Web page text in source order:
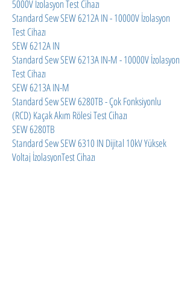
5000V İzolasyon Test Cihazı
Standard Sew SEW 6212A IN - 10000V İzolasyon
Test Cihazı
SEW 6212A IN
Standard Sew SEW 6213A IN-M - 10000V İzolasyon
Test Cihazı
SEW 6213A IN-M
Standard Sew SEW 6280TB - Çok Fonksiyonlu
(RCD) Kaçak Akım Rölesi Test Cihazı
SEW 6280TB
Standard Sew SEW 6310 IN Dijital 10kV Yüksek
Voltaj İzolasyonTest Cihazı